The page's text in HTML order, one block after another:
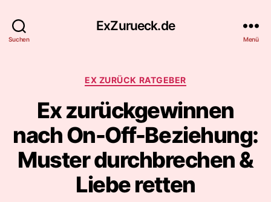
Suchen
ExZurueck.de
Menü
Kategorien
EX ZURÜCK RATGEBER
Ex zurückgewinnen
nach On-Off-Beziehung:
Muster durchbrechen &
Liebe retten